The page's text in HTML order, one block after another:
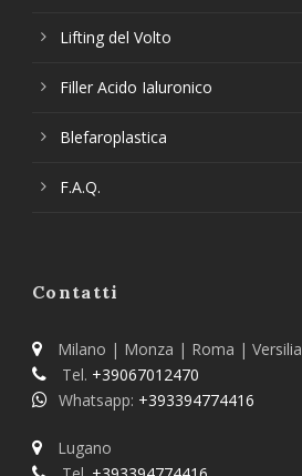
Lifting del Volto
Filler Acido Ialuronico
Blefaroplastica
F.A.Q.
Contatti
Milano | Monza | Roma | Versilia
Tel. +39067012470
Whatsapp: +393394774416
Lugano